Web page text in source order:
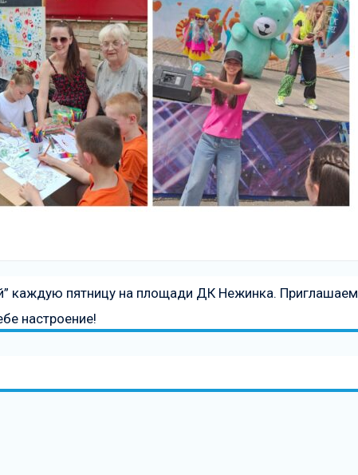
каждую пятницу на площади ДК Нежинка. Приглашаем
настроение!